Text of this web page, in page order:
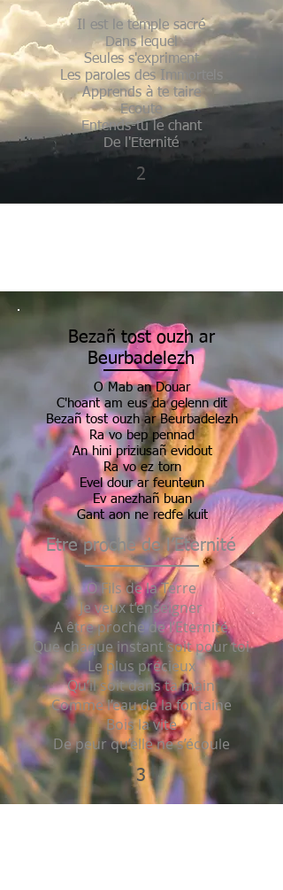
Il est le temple sacré
Dans lequel
Seules s'expriment
Les paroles des Immortels
Apprends à te taire
Ecoute
Entends-tu le chant
De l'Eternité
2
Bezañ tost ouzh ar
Beurbadelezh
O Mab an Douar
C'hoant am eus da gelenn dit
Bezañ tost ouzh ar Beurbadelezh
Ra vo bep pennad
An hini priziusañ evidout
Ra vo ez torn
Evel dour ar feunteun
Ev anezhañ buan
Gant aon ne redfe kuit
Etre proche de l’Eternité
O Fils de la Terre
Je veux t’enseigner
A être proche de l’Eternité
Que chaque instant soit pour toi
Le plus précieux
Qu’il soit dans ta main
Comme l’eau de la fontaine
Bois la vite
De peur qu’elle ne s’écoule
3